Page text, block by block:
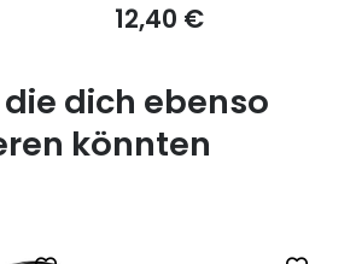
12,40 €
dich ebenso
könnten